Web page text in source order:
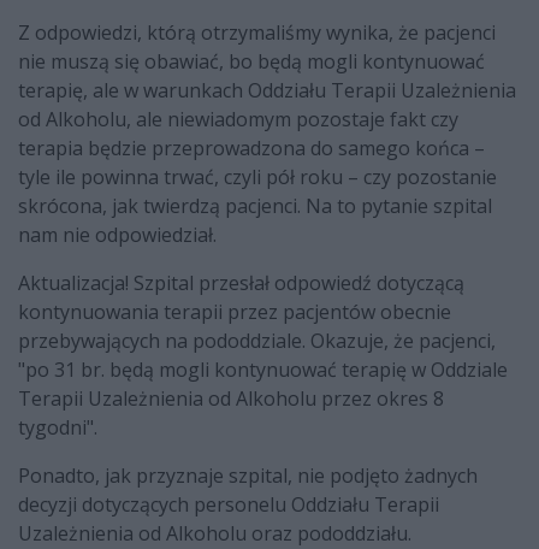
Z odpowiedzi, którą otrzymaliśmy wynika, że pacjenci
nie muszą się obawiać, bo będą mogli kontynuować
terapię, ale w warunkach Oddziału Terapii Uzależnienia
od Alkoholu, ale niewiadomym pozostaje fakt czy
terapia będzie przeprowadzona do samego końca –
tyle ile powinna trwać, czyli pół roku – czy pozostanie
skrócona, jak twierdzą pacjenci. Na to pytanie szpital
nam nie odpowiedział.
Aktualizacja! Szpital przesłał odpowiedź dotyczącą
kontynuowania terapii przez pacjentów obecnie
przebywających na pododdziale. Okazuje, że pacjenci,
"po 31 br. będą mogli kontynuować terapię w Oddziale
Terapii Uzależnienia od Alkoholu przez okres 8
tygodni".
Ponadto, jak przyznaje szpital, nie podjęto żadnych
decyzji dotyczących personelu Oddziału Terapii
Uzależnienia od Alkoholu oraz pododdziału.